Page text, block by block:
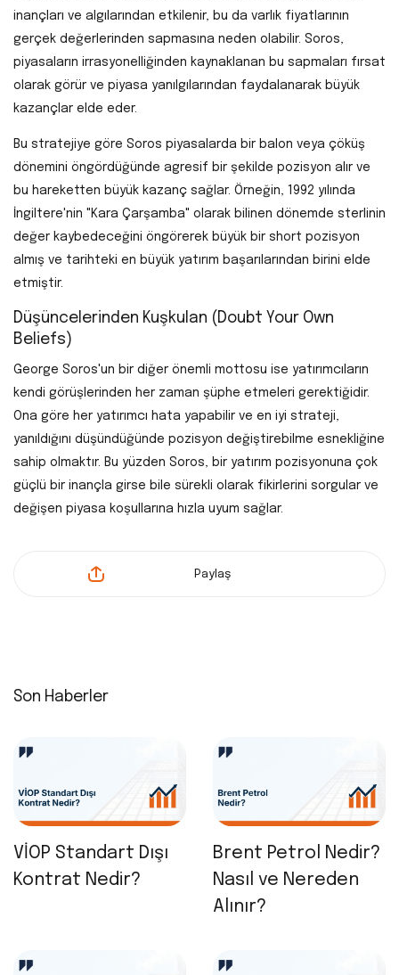
inançları ve algılarından etkilenir, bu da varlık fiyatlarının
gerçek değerlerinden sapmasına neden olabilir. Soros,
piyasaların irrasyonelliğinden kaynaklanan bu sapmaları fırsat
olarak görür ve piyasa yanılgılarından faydalanarak büyük
kazançlar elde eder.
Bu stratejiye göre Soros piyasalarda bir balon veya çöküş
dönemini öngördüğünde agresif bir şekilde pozisyon alır ve
bu hareketten büyük kazanç sağlar. Örneğin, 1992 yılında
İngiltere'nin "Kara Çarşamba" olarak bilinen dönemde sterlinin
değer kaybedeceğini öngörerek büyük bir short pozisyon
almış ve tarihteki en büyük yatırım başarılarından birini elde
etmiştir.
Düşüncelerinden Kuşkulan (Doubt Your Own
Beliefs)
George Soros'un bir diğer önemli mottosu ise yatırımcıların
kendi görüşlerinden her zaman şüphe etmeleri gerektiğidir.
Ona göre her yatırımcı hata yapabilir ve en iyi strateji,
yanıldığını düşündüğünde pozisyon değiştirebilme esnekliğine
sahip olmaktır. Bu yüzden Soros, bir yatırım pozisyonuna çok
güçlü bir inançla girse bile sürekli olarak fikirlerini sorgular ve
değişen piyasa koşullarına hızla uyum sağlar.
Paylaş
Son Haberler
VİOP Standart Dışı
Kontrat Nedir?
Brent Petrol Nedir?
Nasıl ve Nereden
Alınır?